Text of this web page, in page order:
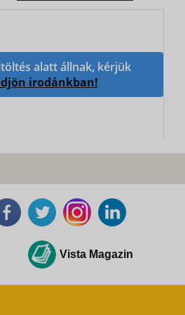
alatt állnak, kérjük
irodánkban!
Vista Magazin